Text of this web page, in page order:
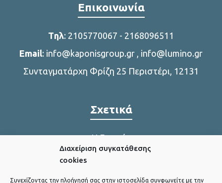
Διαχείριση συγκατάθεσης
cookies
Συνεχίζοντας την πλοήγησή σας στην ιστοσελίδα συνφωνείτε με την
Επικοινωνία
Tηλ: 2105770067 - 2168096511
Email: info@kaponisgroup.gr , info@lumino.gr
Συνταγματάρχη Φρίζη 25 Περιστέρι, 12131
Σχετικά
Η Εταιρία
Η παραγωγή μας